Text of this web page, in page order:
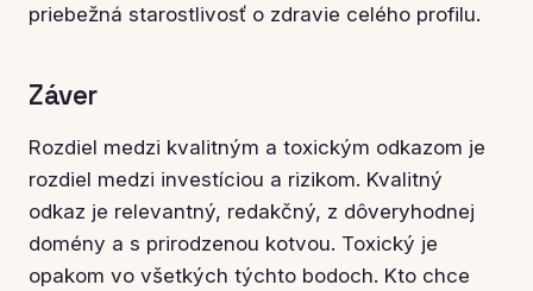
priebežná starostlivosť o zdravie celého profilu.
Záver
Rozdiel medzi kvalitným a toxickým odkazom je
rozdiel medzi investíciou a rizikom. Kvalitný
odkaz je relevantný, redakčný, z dôveryhodnej
domény a s prirodzenou kotvou. Toxický je
opakom vo všetkých týchto bodoch. Kto chce